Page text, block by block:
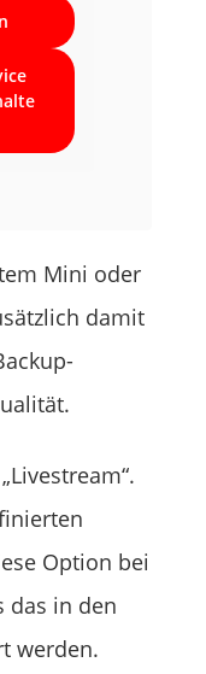
Mini oder
damit
Option bei
das in den
werden.